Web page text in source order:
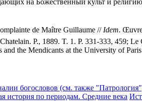
de Maître Guillaume // Idem.
P., 1889. T. 1. P. 331-333, 459;
and the Mendicants at the University of
богословов (см. также
история по периодам. Средние века